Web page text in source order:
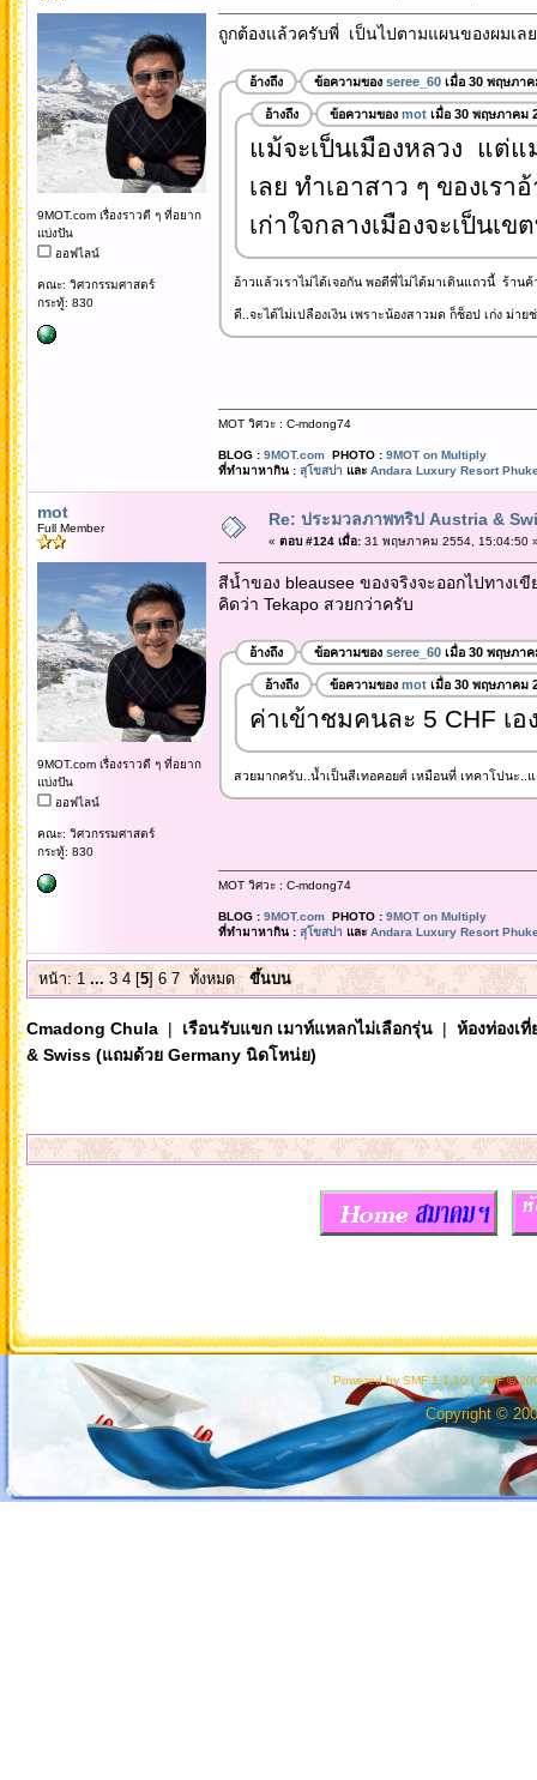
9MOT.com เรื่องราวดี ๆ ที่อยาก
แบ่งปัน
ออฟไลน์
คณะ: วิศวกรรมศาสตร์
กระทู้: 830
ถูกต้องแล้วครับพี่ เป็นไปตามแผนของผมเ
อ้างถึง ข้อความของ seree_60เมื่อ 30 พฤษภาค
อ้างถึง ข้อความของ motเมื่อ 30 พฤษภาคม
แม้จะเป็นเมืองหลวง แต่
เลย ทำเอาสาว ๆ ของเร
เก่าใจกลางเมืองจะเป็นเ
อ้าวแล้วเราไม่ได้เจอกัน พอดีพี่ไม่ได้มาเดินแถวนี้ ร้าน
ดี..จะได้ไม่เปลืองเงิน เพราะน้องสาวมด ก็ช็อป เก่ง ม่า
MOT วิศวะ : C-mdong74
BLOG : 9MOT.comPHOTO : 9MOT on Multiply
ที่ทำมาหากิน : สุโขสปา และ Andara Luxury Resort
mot
Full Member
9MOT.com เรื่องราวดี ๆ ที่อยาก
แบ่งปัน
ออฟไลน์
คณะ: วิศวกรรมศาสตร์
กระทู้: 830
Re: ประมวลภาพทริป Austria &
« ตอบ #124 เมื่อ:31 พฤษภาคม 2554, 15:04:50
สีน้ำของ bleausee ของจริงจะออกไปทาง
คิดว่า Tekapo สวยกว่าครับ
อ้างถึง ข้อความของ seree_60เมื่อ 30 พฤษภาค
อ้างถึง ข้อความของ motเมื่อ 30 พฤษภาคม
ค่าเข้าชมคนละ 5 CHF เ
สวยมากครับ..น้ำเป็นสีเทอคอยศ์ เหมือนที่ เทคาโปนะ..
MOT วิศวะ : C-mdong74
BLOG : 9MOT.comPHOTO : 9MOT on Multiply
ที่ทำมาหากิน : สุโขสปา และ Andara Luxury Resort
หน้า:1 ... 3 4[5] 6 7 ทั้งหมด ขึ้นบน
Cmadong Chula| เรือนรับแขก เมาท์แหลกไม่เลือกรุ่น| ห้องท่องเ
& Swiss (แถมด้วย Germany นิดโหน่ย)
Powered by SMF 1.1.10 | SMF ©
Copyright ©